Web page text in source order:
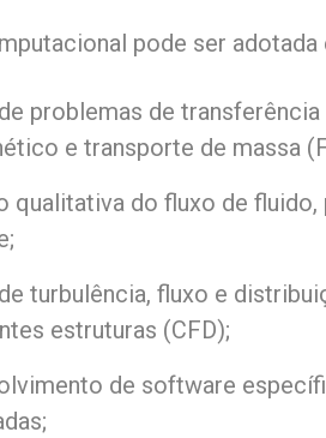
pode ser
problemas de
e transporte de massa
qualitativa do fluxo de
turbulência, fluxo e
estruturas (CFD);
de software